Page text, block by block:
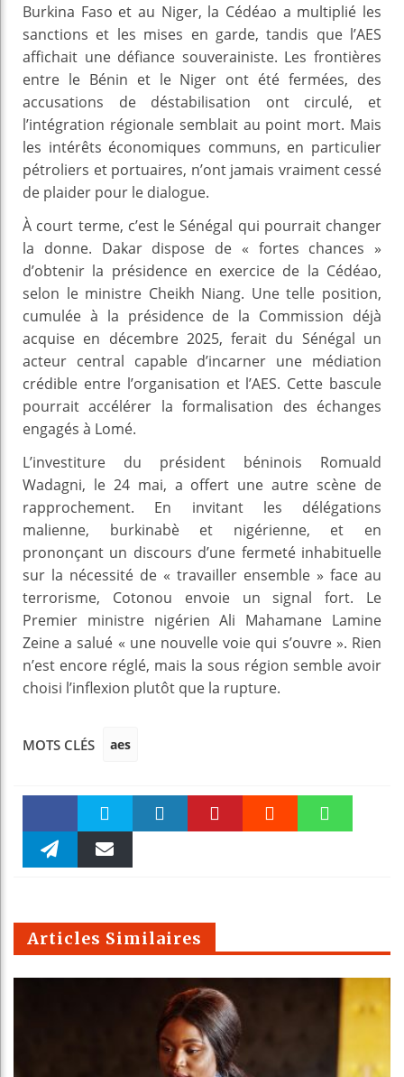
Burkina Faso et au Niger, la Cédéao a multiplié les
sanctions et les mises en garde, tandis que l’AES
affichait une défiance souverainiste. Les frontières
entre le Bénin et le Niger ont été fermées, des
accusations de déstabilisation ont circulé, et
l’intégration régionale semblait au point mort. Mais
les intérêts économiques communs, en particulier
pétroliers et portuaires, n’ont jamais vraiment cessé
de plaider pour le dialogue.
À court terme, c’est le Sénégal qui pourrait changer
la donne. Dakar dispose de « fortes chances »
d’obtenir la présidence en exercice de la Cédéao,
selon le ministre Cheikh Niang. Une telle position,
cumulée à la présidence de la Commission déjà
acquise en décembre 2025, ferait du Sénégal un
acteur central capable d’incarner une médiation
crédible entre l’organisation et l’AES. Cette bascule
pourrait accélérer la formalisation des échanges
engagés à Lomé.
L’investiture du président béninois Romuald
Wadagni, le 24 mai, a offert une autre scène de
rapprochement. En invitant les délégations
malienne, burkinabè et nigérienne, et en
prononçant un discours d’une fermeté inhabituelle
sur la nécessité de « travailler ensemble » face au
terrorisme, Cotonou envoie un signal fort. Le
Premier ministre nigérien Ali Mahamane Lamine
Zeine a salué « une nouvelle voie qui s’ouvre ». Rien
n’est encore réglé, mais la sous région semble avoir
choisi l’inflexion plutôt que la rupture.
MOTS CLÉS aes
Faceboo Twitter
m
Articles Similaires